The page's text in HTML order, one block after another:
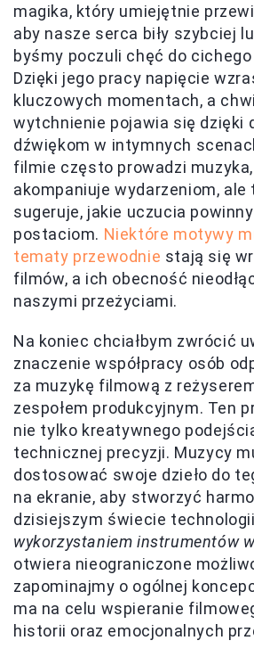
magika, który umiejętnie
aby nasze serca biły szybciej
byśmy poczuli chęć do
Dzięki jego pracy napięcie
kluczowych momentach, a
wytchnienie pojawia się dzięki
dźwiękom w intymnych
filmie często prowadzi
akompaniuje wydarzeniom,
sugeruje, jakie uczucia
postaciom. Niektóre motywy
tematy przewodnie stają się
filmów, a ich obecność
naszymi przeżyciami.
Na koniec chciałbym zwrócić
znaczenie współpracy osób
za muzykę filmową z
zespołem produkcyjnym. Ten
nie tylko kreatywnego
technicznej precyzji. Muzycy
dostosować swoje dzieło do
na ekranie, aby stworzyć
dzisiejszym świecie
wykorzystaniem instrumentów
otwiera nieograniczone
zapominajmy o ogólnej
ma na celu wspieranie
historii oraz emocjonalnych